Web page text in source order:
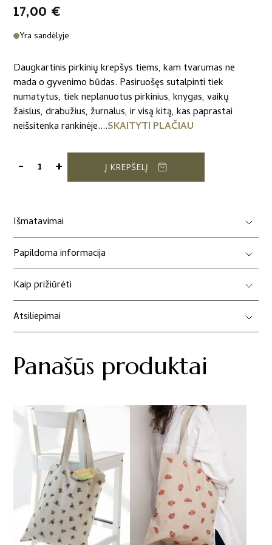
17,00 €
Yra sandėlyje
Daugkartinis pirkinių krepšys tiems, kam tvarumas ne
mada o gyvenimo būdas. Pasiruošęs sutalpinti tiek
numatytus, tiek neplanuotus pirkinius, knygas, vaikų
žaislus, drabužius, žurnalus, ir visą kitą, kas paprastai
neišsitenka rankinėje....SKAITYTI PLAČIAU
-produkto
pirkinių
„Antys“
+ Į KREPŠELĮ
Išmatavimai
Papildoma informacija
Kaip prižiūrėti
Atsiliepimai
Panašūs produktai